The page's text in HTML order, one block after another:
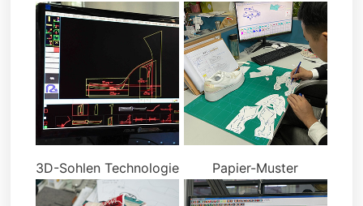
3D-Sohlen Technologie Papier-Muster